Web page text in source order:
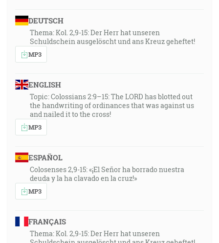
DEUTSCH
Thema: Kol. 2,9-15: Der Herr hat unseren
Schuldschein ausgelöscht und ans Kreuz geheftet!
MP3
ENGLISH
Topic: Colossians 2:9–15: The LORD has blotted out
the handwriting of ordinances that was against us
and nailed it to the cross!
MP3
ESPAÑOL
Colosenses 2,9-15: «¡El Señor ha borrado nuestra
deuda y la ha clavado en la cruz!»
MP3
FRANÇAIS
Thema: Kol. 2,9-15: Der Herr hat unseren